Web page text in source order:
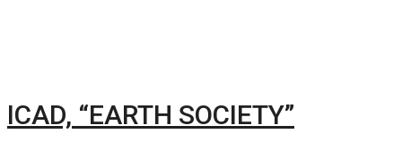
ICAD, “EARTH SOCIETY”